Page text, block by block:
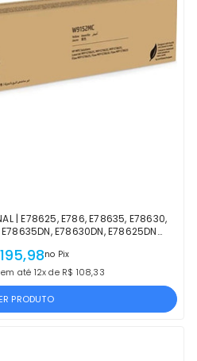
| E78625, E786, E78635, E78630,
E78630DN, E78625DN
no Pix
em até 12x de R$ 108,33
PRODUTO